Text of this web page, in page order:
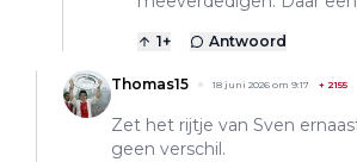
1+ Antwoord
Thomas15 18 juni 2026 om 9:17 + 2155
Zet het rijtje van Sven
geen verschil.